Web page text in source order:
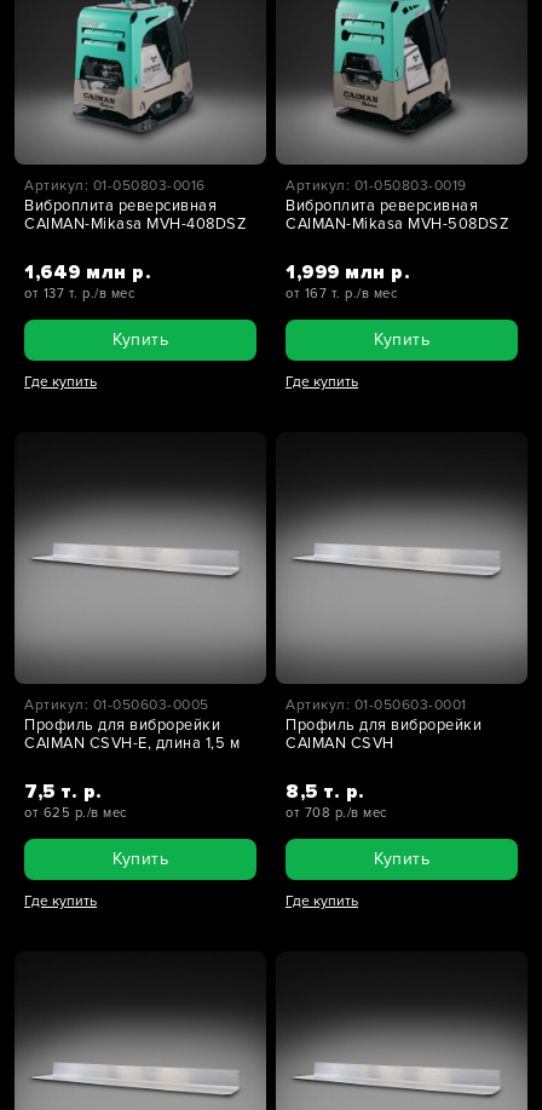
Артикул: 01-050803-0016
Виброплита реверсивная
CAIMAN-Mikasa MVH-408DSZ
1,649 млн р.
от 137 т. р./в мес
Купить
Где купить
Артикул: 01-050803-0019
Виброплита реверсивная
CAIMAN-Mikasa MVH-508DSZ
1,999 млн р.
от 167 т. р./в мес
Купить
Где купить
Артикул: 01-050603-0005
Профиль для виброрейки
CAIMAN CSVH-E, длина 1,5 м
7,5 т. р.
от 625 р./в мес
Купить
Где купить
Артикул: 01-050603-0001
Профиль для виброрейки
CAIMAN CSVH
8,5 т. р.
от 708 р./в мес
Купить
Где купить